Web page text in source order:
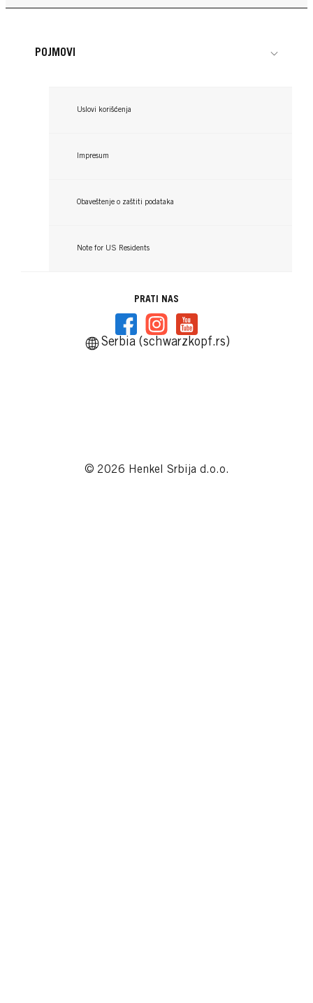
POJMOVI
Uslovi korišćenja
Impresum
Obaveštenje o zaštiti podataka
Note for US Residents
PRATI NAS
Serbia (schwarzkopf.rs)
© 2026 Henkel Srbija d.o.o.